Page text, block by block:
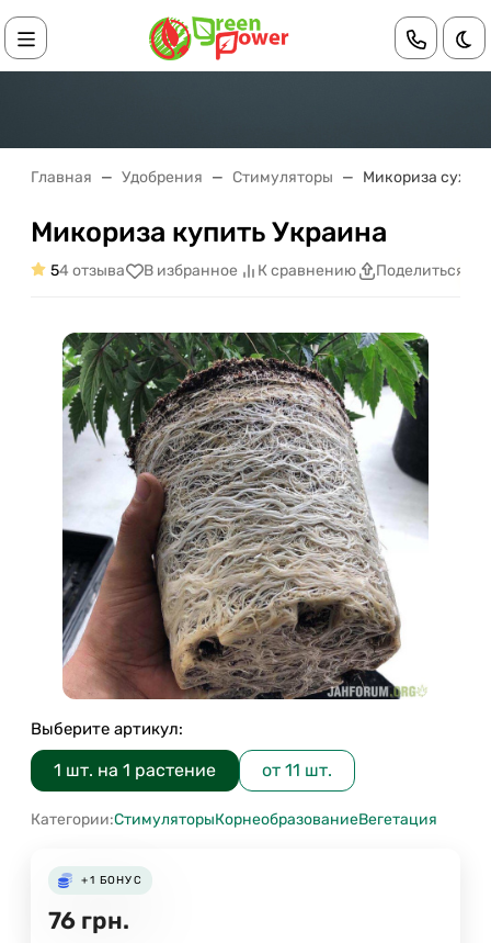
Главная Удобрения Стимуляторы Микориза сухая
Микориза купить Украина
54 отзыва В избранное К сравнению Поделиться
Выберите артикул:
1 шт. на 1 растение от 11 шт.
Категории:СтимуляторыКорнеобразованиеВегетация
+1 БОНУС
76 грн.